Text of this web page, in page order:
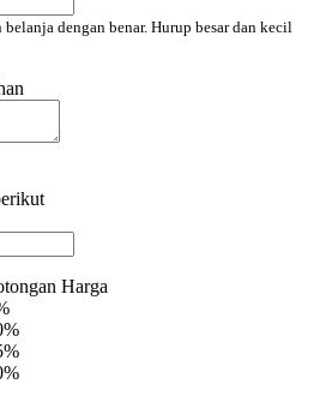
dengan benar. Hurup besar dan kecil
Harga